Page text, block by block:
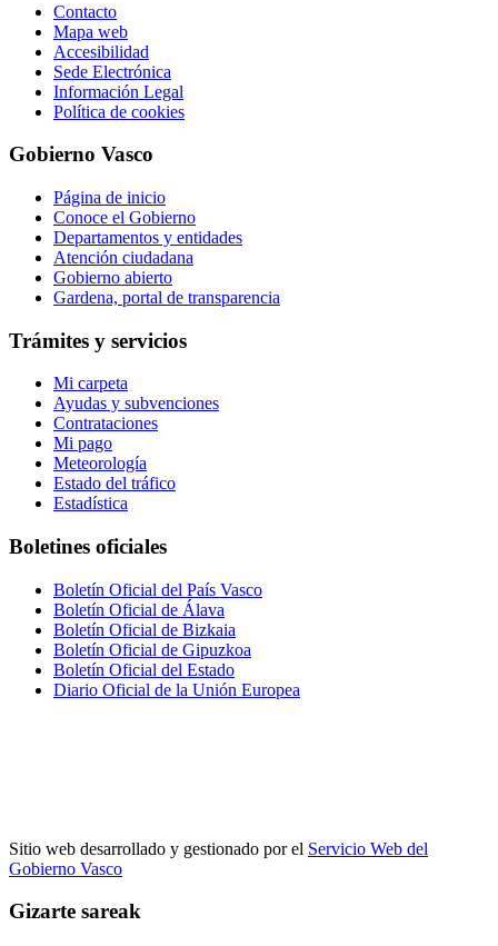
Contacto
Mapa web
Accesibilidad
Sede Electrónica
Información Legal
Política de cookies
Gobierno Vasco
Página de inicio
Conoce el Gobierno
Departamentos y entidades
Atención ciudadana
Gobierno abierto
Gardena, portal de transparencia
Trámites y servicios
Mi carpeta
Ayudas y subvenciones
Contrataciones
Mi pago
Meteorología
Estado del tráfico
Estadística
Boletines oficiales
Boletín Oficial del País Vasco
Boletín Oficial de Álava
Boletín Oficial de Bizkaia
Boletín Oficial de Gipuzkoa
Boletín Oficial del Estado
Diario Oficial de la Unión Europea
Sitio web desarrollado y gestionado por el Servicio Web del
Gobierno Vasco
Gizarte sareak